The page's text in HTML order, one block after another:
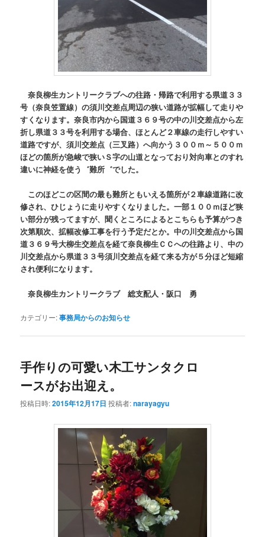
奈良柳生カントリークラブへの往路・帰路で利用する県道３３
号（奈良笠置線）の須川交差点周辺の狭い道路が拡幅して走りや
すくなります。奈良市内から国道３６９号の中の川交差点から左
折し県道３３号を利用する場合、ほとんど２車線の走行しやすい
道路ですが、須川交差点（三叉路）へ向かう３００ｍ～５００ｍ
ほどの箇所が急峻で狭いＳ字の山道となっており対向車とのすれ
違いに神経を使う゛難所゛でした。
このほどこの区間の最も難所ともいえる箇所が２車線道路に改
修され、ひじょうに走りやすくなりました。一部１００ｍほど狭
い部分が残ってますが、聞くところによるとこちらも予算がつき
次第順次、拡幅改修工事を行う予定だとか。中の川交差点から国
道３６９号大柳生交差点を経て奈良柳生ＣＣへの往路より、中の
川交差点から県道３３号須川交差点を経て来る方が５分ほど短縮
され便利になります。
奈良柳生カントリークラブ 総支配人・阪口 勇
カテゴリー:事務局からのお知らせ
手作りの可愛い木工サンタクロ
ースがお出迎え。
投稿日時:2015年12月17日 投稿者:narayagyu